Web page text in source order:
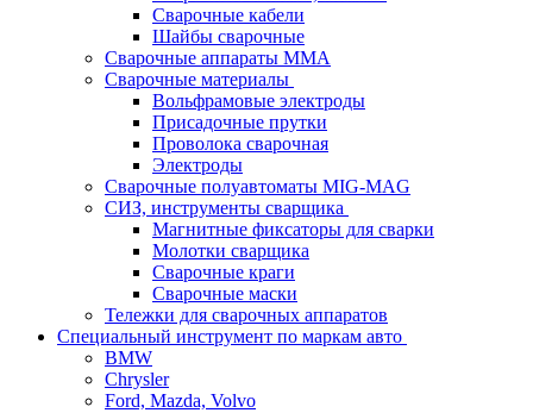
Сварочные кабели
Шайбы сварочные
Сварочные аппараты MMA
Сварочные материалы
Вольфрамовые электроды
Присадочные прутки
Проволока сварочная
Электроды
Сварочные полуавтоматы MIG-MAG
СИЗ, инструменты сварщика
Магнитные фиксаторы для сварки
Молотки сварщика
Сварочные краги
Сварочные маски
Тележки для сварочных аппаратов
Специальный инструмент по маркам авто
BMW
Chrysler
Ford, Mazda, Volvo